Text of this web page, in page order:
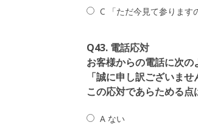
C 「ただ今見て参ります
Q43. 電話応対
お客様からの電話に次の
「誠に申し訳ございま
この応対であらためる点
A ない